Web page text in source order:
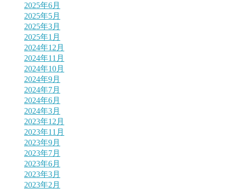
2025年6月
2025年5月
2025年3月
2025年1月
2024年12月
2024年11月
2024年10月
2024年9月
2024年7月
2024年6月
2024年3月
2023年12月
2023年11月
2023年9月
2023年7月
2023年6月
2023年3月
2023年2月